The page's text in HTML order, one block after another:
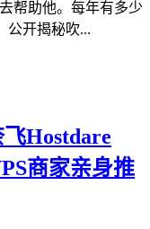
帮助他。每年有多少
公开揭秘吹...
Hostdare
商家亲身推